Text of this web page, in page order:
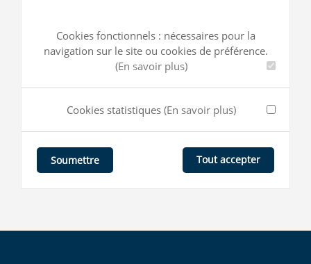
Cookies fonctionnels : nécessaires pour la
navigation sur le site ou cookies de préférence.
(En savoir plus)
Cookies statistiques (En savoir plus)
Soumettre Tout accepter